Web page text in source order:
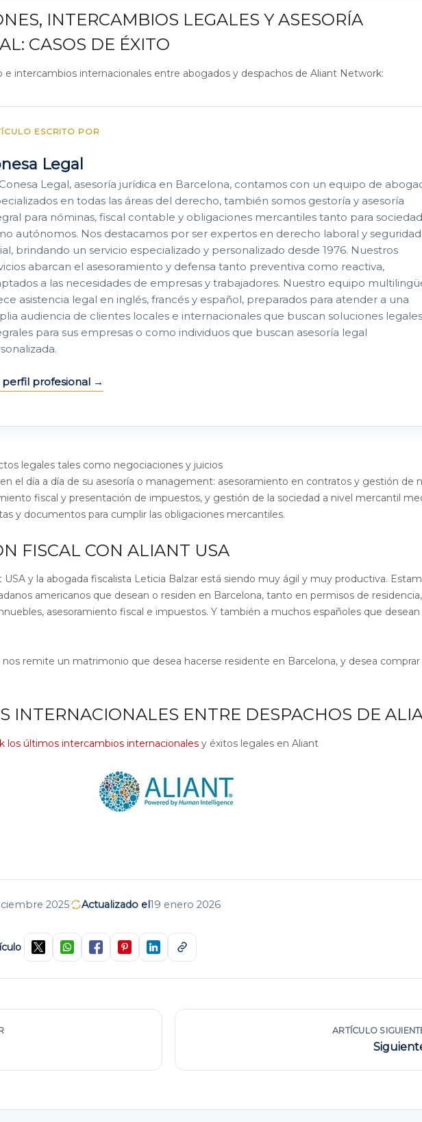
INTERCAMBIOS LEGALES Y ASESORÍA
CASOS DE ÉXITO
e intercambios internacionales entre abogados y despachos de Aliant Network:
ESCRITO POR
Legal
Legal, asesoría jurídica en Barcelona, contamos con un equipo de
en todas las áreas del derecho, también somos gestoría y asesoría
para nóminas, fiscal contable y obligaciones mercantiles tanto para
autónomos. Nos destacamos por ser expertos en derecho laboral y seguridad
brindando un servicio especializado y personalizado desde 1976. Nuestros
abarcan el asesoramiento y defensa tanto preventiva como reactiva,
a las necesidades de empresas y trabajadores. Nuestro equipo
asistencia legal en inglés, francés y español, preparados para atender a una
audiencia de clientes locales e internacionales que buscan soluciones legales
para sus empresas o como individuos que buscan asesoría legal
perfil profesional
legales tales como negociaciones y juicios
el día a día de su asesoría o management: asesoramiento en contratos y gestión de
fiscal y presentación de impuestos, y gestión de la sociedad a nivel mercantil
y documentos para cumplir las obligaciones mercantiles.
FISCAL CON ALIANT USA
USA y la abogada fiscalista Leticia Balzar está siendo muy ágil y muy productiva.
americanos que desean o residen en Barcelona, tanto en permisos de residencia,
asesoramiento fiscal e impuestos. Y también a muchos españoles que desean
remite un matrimonio que desea hacerse residente en Barcelona, y desea
INTERNACIONALES ENTRE DESPACHOS DE
los últimos intercambios internacionales y éxitos legales en Aliant
2025 Actualizado el19 enero 2026
ARTÍCULO